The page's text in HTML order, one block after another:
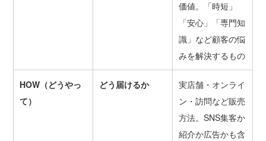
価値。「時短」
「安心」「専門知
識」など顧客の悩
みを解決するもの
HOW（どうやっ
て）
どう届けるか
実店舗・オンライ
ン・訪問など販売
方法。SNS集客か
紹介か広告かも含